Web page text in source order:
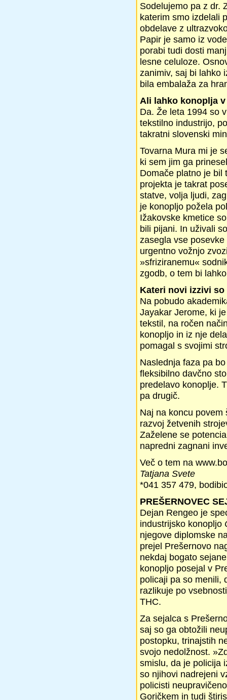
Sodelujemo pa z dr.
katerim smo izdelali
obdelave z
Papir je samo iz
porabi tudi dosti
lesne celuloze.
zanimiv, saj bi lahko
bila embalaža za
Ali lahko konoplja
Da. Že leta 1994 so
tekstilno industrijo,
takratni slovenski
Tovarna Mura mi je
ki sem jim ga
Domače platno je bil
projekta je takrat
statve, volja ljudi,
je konopljo požela
Ižakovske kmetice
bili pijani. In uživali
zasegla vse
urgentno vožnjo
»sfriziranemu«
zgodb, o tem bi
Kateri novi izzivi
Na pobudo
Jayakar Jerome, ki
tekstil, na ročen
konopljo in iz nje
pomagal s svojimi
Naslednja faza pa
fleksibilno davčno
predelavo konoplje.
pa drugič.
Naj na koncu
razvoj žetvenih
Zaželene se
napredni zagnani
Več o tem na
Tatjana Svete
*041 357 479,
PREŠERNOVEC
Dejan Rengeo je
industrijsko konopljo
njegove diplomske
prejel Prešernovo
nekdaj bogato
konopljo posejal v
policaji pa so menili,
razlikuje po
THC.
Za sejalca s
saj so ga obtožili
postopku, trinajstih
svojo nedolžnost.
smislu, da je policija
so njihovi nadrejeni
policisti
Goričkem in tudi